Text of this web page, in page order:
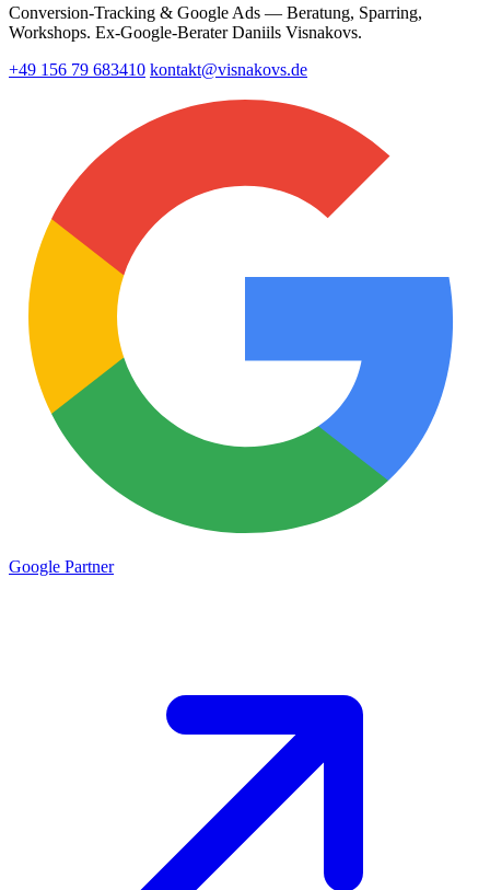
Conversion-Tracking & Google Ads — Beratung, Sparring,
Workshops. Ex-Google-Berater Daniils Visnakovs.
+49 156 79 683410 kontakt@visnakovs.de
Google Partner